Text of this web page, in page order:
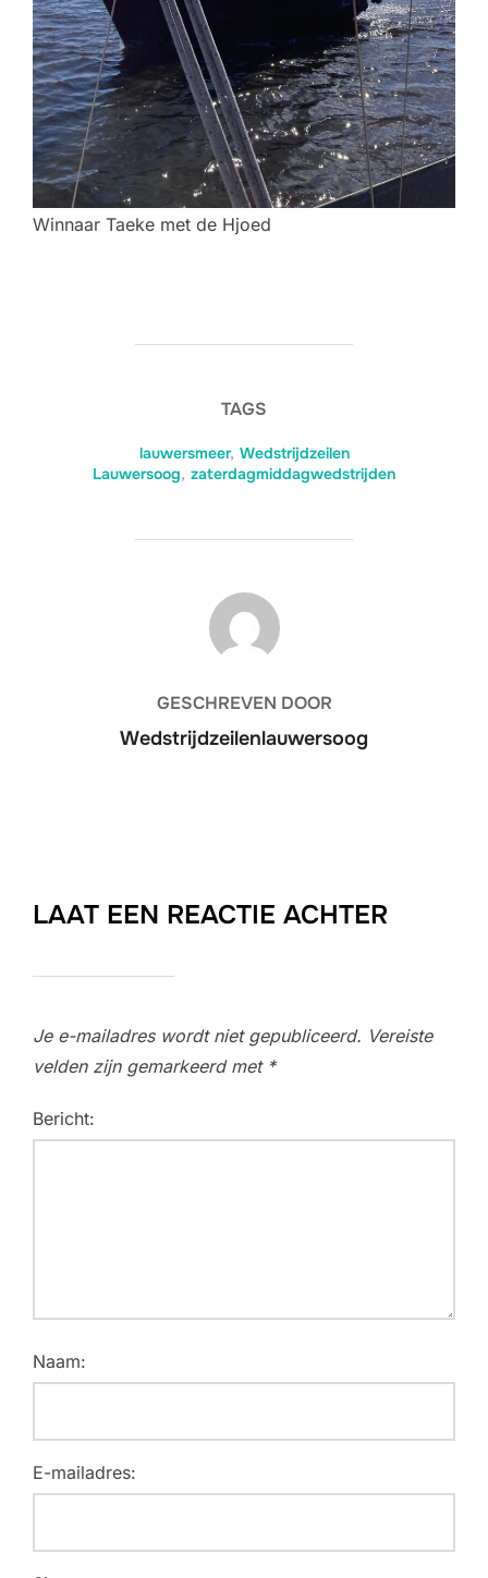
Winnaar Taeke met de Hjoed
TAGS
lauwersmeer, Wedstrijdzeilen
Lauwersoog, zaterdagmiddagwedstrijden
BERICHTAUTEUR
GESCHREVEN DOOR
Wedstrijdzeilenlauwersoog
LAAT EEN REACTIE ACHTER
Je e-mailadres wordt niet gepubliceerd. Vereiste
velden zijn gemarkeerd met *
Bericht:
Naam:
E-mailadres: